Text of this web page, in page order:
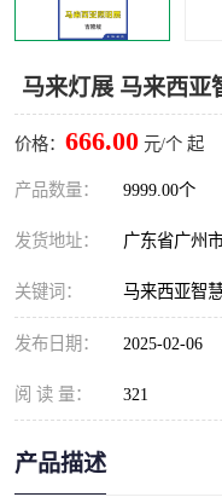
马来灯展 马来西亚
价格： 666.00 元/个 起
产品数量： 9999.00个
发货地址： 广东省广州
关键词： 马来西亚智
发布日期： 2025-02-06
阅 读 量： 321
产品描述